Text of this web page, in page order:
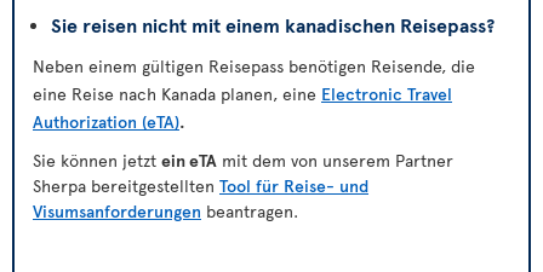
Sie reisen nicht mit einem kanadischen Reisepass?
Neben einem gültigen Reisepass benötigen Reisende, die
eine Reise nach Kanada planen, eine Electronic Travel
Authorization (eTA).
Sie können jetzt ein eTA mit dem von unserem Partner
Sherpa bereitgestellten Tool für Reise- und
Visumsanforderungen beantragen.